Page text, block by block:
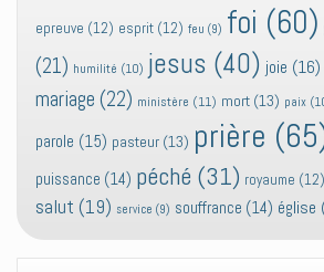
epreuve (12) esprit (12) feu (9) foi (60)
(21) humilité (10) jesus (40) joie (16)
mariage (22) ministère (11) mort (13) paix
parole (15) pasteur (13) prière
puissance (14) péché (31) royaume (12)
salut (19) service (9) souffrance (14) église